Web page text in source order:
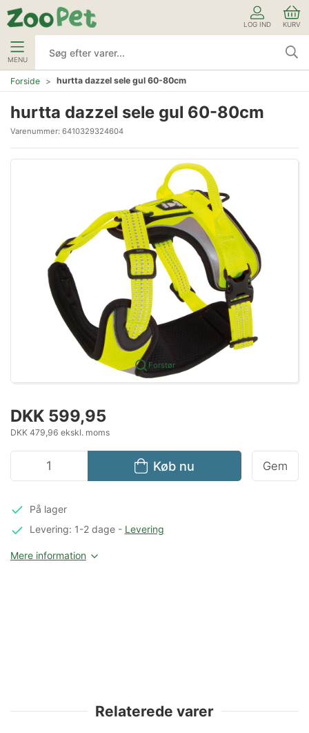
LOG IND KURV
MENU
Forside hurtta dazzel sele gul 60-80cm
hurtta dazzel sele gul 60-80cm
Varenummer: 6410329324604
Forstør
DKK 599,95
DKK 479,96 ekskl. moms
Køb nu Gem
På lager
Levering: 1-2 dage- Levering
Mere information
Relaterede varer